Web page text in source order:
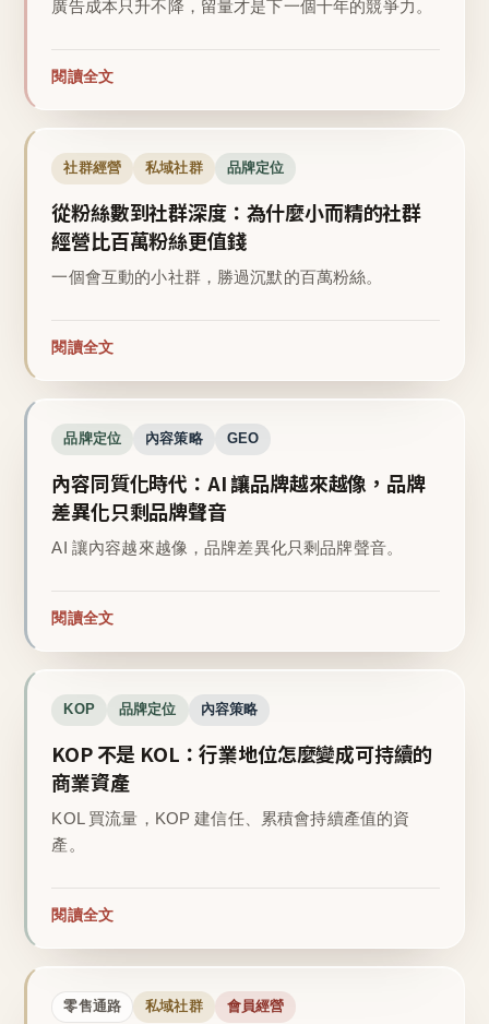
廣告成本只升不降，留量才是下一個十年的競爭力。
閱讀全文
社群經營 私域社群 品牌定位
從粉絲數到社群深度：為什麼小而精的社群
經營比百萬粉絲更值錢
一個會互動的小社群，勝過沉默的百萬粉絲。
閱讀全文
品牌定位 內容策略 GEO
內容同質化時代：AI 讓品牌越來越像，品牌
差異化只剩品牌聲音
AI 讓內容越來越像，品牌差異化只剩品牌聲音。
閱讀全文
KOP 品牌定位 內容策略
KOP 不是 KOL：行業地位怎麼變成可持續的
商業資產
KOL 買流量，KOP 建信任、累積會持續產值的資
產。
閱讀全文
零售通路 私域社群 會員經營